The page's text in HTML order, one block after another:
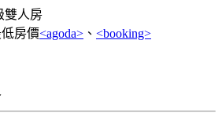
雙人房
房價<agoda> 、 <booking>